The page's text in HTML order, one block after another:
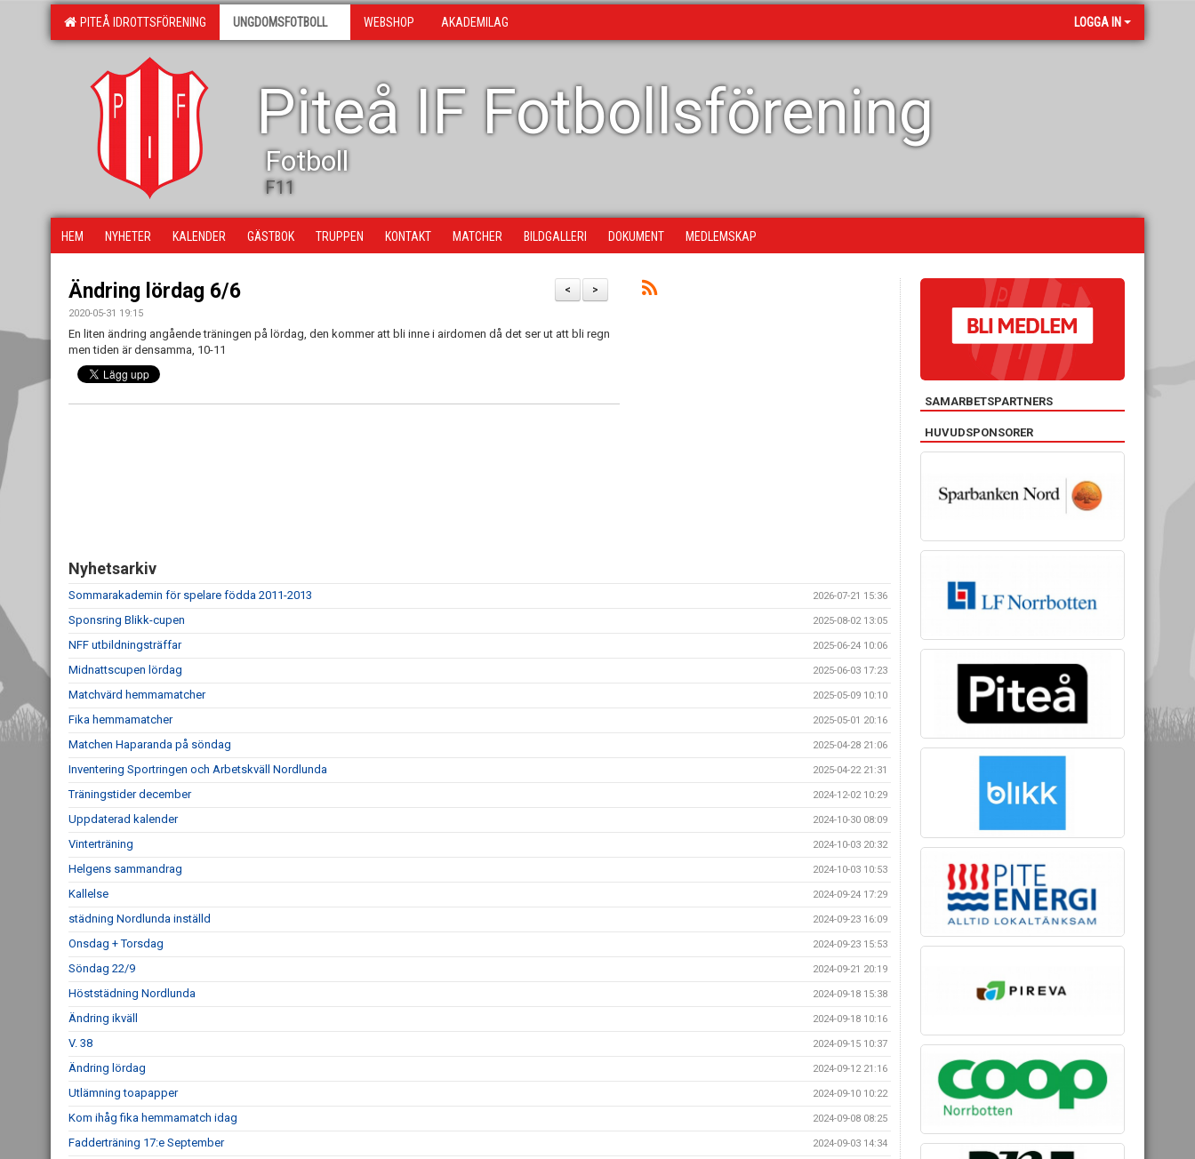
PITEÅ IDROTTSFÖRENING UNGDOMSFOTBOLL WEBSHOP AKADEMILAG LOGGA IN
Piteå IF Fotbollsförening
Fotboll
F11
HEM NYHETER KALENDER GÄSTBOK TRUPPEN KONTAKT MATCHER BILDGALLERI DOKUMENT MEDLEMSKAP
>
<
Ändring lördag 6/6
2020-05-31 19:15
En liten ändring angående träningen på lördag, den kommer att bli inne i airdomen då det ser ut att bli regn
men tiden är densamma, 10-11
Nyhetsarkiv
Sommarakademin för spelare födda 2011-2013 2026-07-21 15:36
Sponsring Blikk-cupen 2025-08-02 13:05
NFF utbildningsträffar 2025-06-24 10:06
Midnattscupen lördag 2025-06-03 17:23
Matchvärd hemmamatcher 2025-05-09 10:10
Fika hemmamatcher 2025-05-01 20:16
Matchen Haparanda på söndag 2025-04-28 21:06
Inventering Sportringen och Arbetskväll Nordlunda 2025-04-22 21:31
Träningstider december 2024-12-02 10:29
Uppdaterad kalender 2024-10-30 08:09
Vinterträning 2024-10-03 20:32
Helgens sammandrag 2024-10-03 10:53
Kallelse 2024-09-24 17:29
städning Nordlunda inställd 2024-09-23 16:09
Onsdag + Torsdag 2024-09-23 15:53
Söndag 22/9 2024-09-21 20:19
Höststädning Nordlunda 2024-09-18 15:38
Ändring ikväll 2024-09-18 10:16
V. 38 2024-09-15 10:37
Ändring lördag 2024-09-12 21:16
Utlämning toapapper 2024-09-10 10:22
Kom ihåg fika hemmamatch idag 2024-09-08 08:25
Fadderträning 17:e September 2024-09-03 14:34
SAMARBETSPARTNERS
HUVUDSPONSORER